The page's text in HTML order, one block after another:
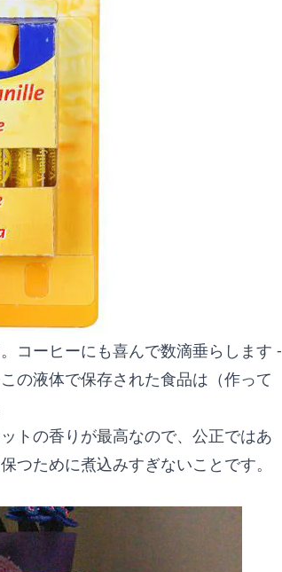
コーヒーにも喜んで数滴垂らします -
の液体で保存された食品は（作って
トの香りが最高なので、公正ではあ
つために煮込みすぎないことです。